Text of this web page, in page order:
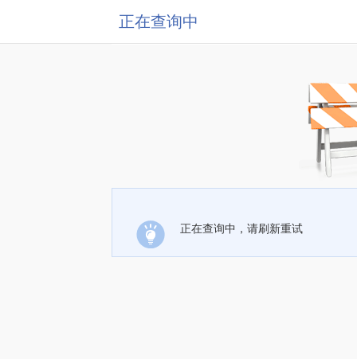
正在查询中
正在查询中，请刷新重试